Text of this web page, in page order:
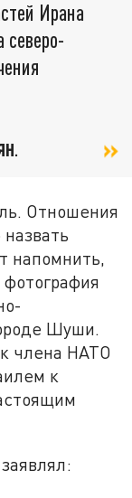
Ирана
северо-
.
Отношения
напомнить,
Шуши.
члена НАТО
к